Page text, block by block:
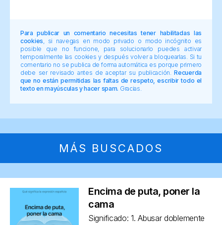
Para publicar un comentario necesitas tener habilitadas las
cookies , si navegas en modo privado o modo incógnito es
posible que no funcione, para solucionarlo puedes activar
temporalmente las cookies y después volver a bloquearlas. Si tu
comentario no se publica de forma automática es porque primero
debe ser revisado antes de aceptar su publicación.Recuerda
que no están permitidas las faltas de respeto, escribir todo el
texto en mayúsculas y hacer spam. Gracias.
MÁS BUSCADOS
Encima de puta, poner la
cama
Significado: 1. Abusar doblemente